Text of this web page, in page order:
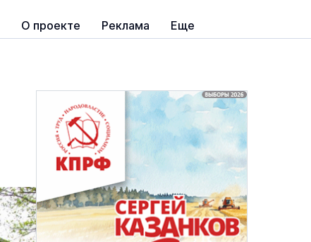
О проекте Реклама Еще